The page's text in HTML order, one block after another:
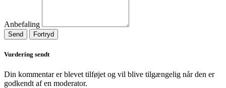
Anbefaling
Send Fortryd
Vurdering sendt
Din kommentar er blevet tilføjet og vil blive tilgængelig når den er
godkendt af en moderator.